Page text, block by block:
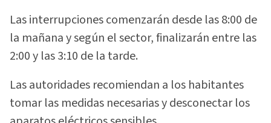
Las interrupciones comenzarán desde las 8:00 de
la mañana y según el sector, finalizarán entre las
2:00 y las 3:10 de la tarde.
Las autoridades recomiendan a los habitantes
tomar las medidas necesarias y desconectar los